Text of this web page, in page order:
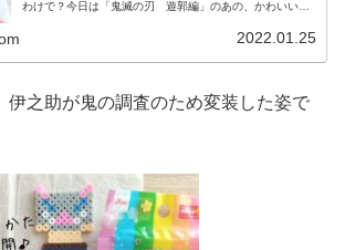
わけで？今日は「鬼滅の刃 遊郭編」のあの、かわいい３
2022.01.25
之助が鬼の調査のため変装した姿で